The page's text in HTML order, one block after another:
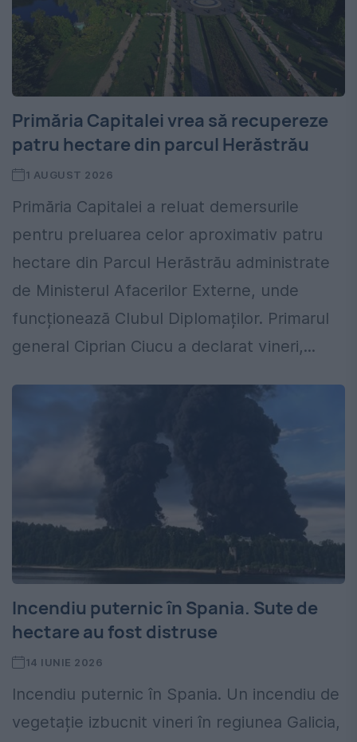
Primăria Capitalei vrea să recupereze
patru hectare din parcul Herăstrău
1 AUGUST 2026
Primăria Capitalei a reluat demersurile
pentru preluarea celor aproximativ patru
hectare din Parcul Herăstrău administrate
de Ministerul Afacerilor Externe, unde
funcționează Clubul Diplomaților. Primarul
general Ciprian Ciucu a declarat vineri,...
Incendiu puternic în Spania. Sute de
hectare au fost distruse
14 IUNIE 2026
Incendiu puternic în Spania. Un incendiu de
vegetație izbucnit vineri în regiunea Galicia,